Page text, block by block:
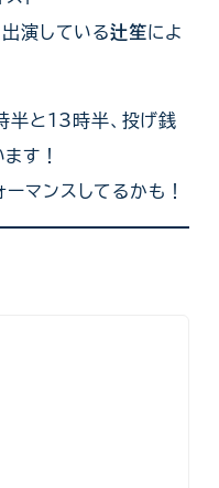
演している辻笙によ
半と13時半、投げ銭
す！
マンスしてるかも！